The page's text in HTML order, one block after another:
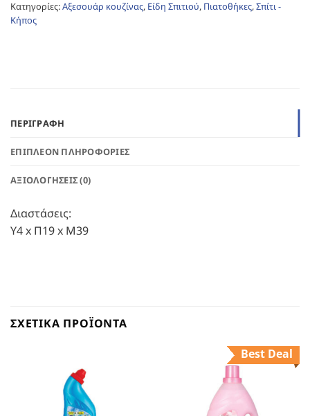
Κατηγορίες:Αξεσουάρ κουζίνας, Είδη Σπιτιού, Πιατοθήκες,Σπίτι -
Κήπος
ΠΕΡΙΓΡΑΦΉ
ΕΠΙΠΛΈΟΝ ΠΛΗΡΟΦΟΡΊΕΣ
ΑΞΙΟΛΟΓΉΣΕΙΣ (0)
Διαστάσεις:
Υ4 x Π19 x Μ39
ΣΧΕΤΙΚΆ ΠΡΟΪΌΝΤΑ
Best Deal